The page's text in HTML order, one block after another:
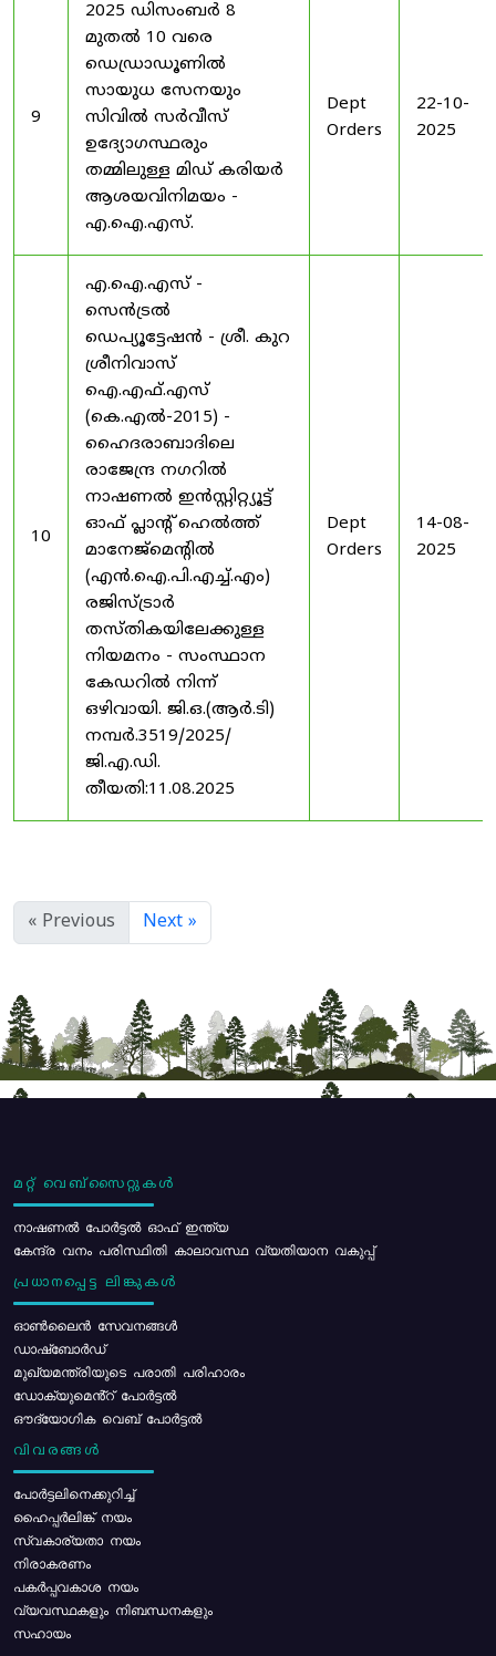
9
2025 ഡിസംബർ 8
മുതൽ 10 വരെ
ഡെഡ്രാഡൂണിൽ
സായുധ സേനയും
സിവിൽ സർവീസ്
ഉദ്യോഗസ്ഥരും
തമ്മിലുള്ള മിഡ് കരിയർ
ആശയവിനിമയം -
എ.ഐ.എസ്.
Dept
Orders
22-10-
2025
10
എ.ഐ.എസ് -
സെൻട്രൽ
ഡെപ്യൂട്ടേഷൻ - ശ്രീ. കുറ
ശ്രീനിവാസ്
ഐ.എഫ്.എസ്
(കെ.എൽ-2015) -
ഹൈദരാബാദിലെ
രാജേന്ദ്ര നഗറിൽ
നാഷണൽ ഇൻസ്റ്റിറ്റ്യൂട്ട്
ഓഫ് പ്ലാന്റ് ഹെൽത്ത്
മാനേജ്‌മെന്റിൽ
(എൻ.ഐ.പി.എച്ച്.എം)
രജിസ്ട്രാർ
തസ്തികയിലേക്കുള്ള
നിയമനം - സംസ്ഥാന
കേഡറിൽ നിന്ന്
ഒഴിവായി. ജി.ഒ.(ആർ.ടി)
നമ്പർ.3519/2025/
ജി.എ.ഡി.
തീയതി:11.08.2025
Dept
Orders
14-08-
2025
« Previous Next »
മറ്റ് വെബ്സൈറ്റുകൾ
നാഷണൽ പോർട്ടൽ ഓഫ് ഇന്ത്യ
കേന്ദ്ര വനം പരിസ്ഥിതി കാലാവസ്ഥ വ്യതിയാന വകുപ്പ്
പ്രധാനപ്പെട്ട ലിങ്കുകൾ
ഓൺലൈൻ സേവനങ്ങൾ
ഡാഷ്ബോർഡ്
മുഖ്യമന്ത്രിയുടെ പരാതി പരിഹാരം
ഡോക്യുമെൻ്റ് പോർട്ടൽ
ഔദ്യോഗിക വെബ് പോർട്ടൽ
വിവരങ്ങൾ
പോര്‍ട്ടലിനെക്കുറിച്ച്
ഹൈപ്പർലിങ്ക് നയം
സ്വകാര്യതാ നയം
നിരാകരണം
പകർപ്പവകാശ നയം
വ്യവസ്ഥകളും നിബന്ധനകളും
സഹായം